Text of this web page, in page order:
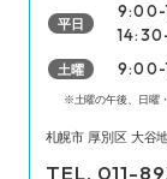
平日
9:00-
土曜 9:00-
※土曜の午後、日曜
札幌市 厚別区 大谷
TEL. 011-